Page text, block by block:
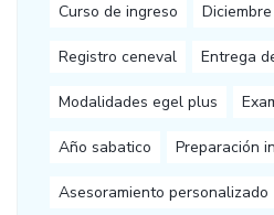
Curso de ingreso
Registro ceneval Entrega
Modalidades egel plus
Año sabatico Preparación
Asesoramiento personalizado